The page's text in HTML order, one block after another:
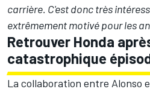
carrière. C'est donc très
extrêmement motivé pour les
Retrouver Honda
catastrophique
La collaboration entre Alonso